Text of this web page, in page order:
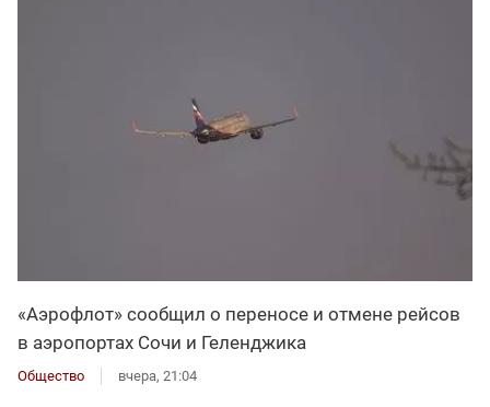
«Аэрофлот» сообщил о переносе и отмене рейсов
в аэропортах Сочи и Геленджика
Общество вчера, 21:04